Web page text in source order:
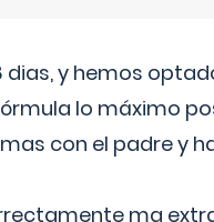
dias, y hemos
lo máximo
con el padre y
ma